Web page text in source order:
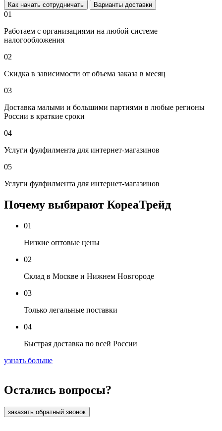
Как начать сотрудничать Варианты доставки
01
Работаем с организациями на любой системе
налогообложения
02
Скидка в зависимости от объема заказа в месяц
03
Доставка малыми и большими партиями в любые регионы
России в краткие сроки
04
Услуги фулфилмента для интернет-магазинов
05
Услуги фулфилмента для интернет-магазинов
Почему выбирают КореаТрейд
01
Низкие оптовые цены
02
Склад в Москве и Нижнем Новгороде
03
Только легальные поставки
04
Быстрая доставка по всей России
узнать больше
Остались вопросы?
заказать обратный звонок